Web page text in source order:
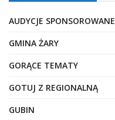
AUDYCJE SPONSOROWANE
GMINA ŻARY
GORĄCE TEMATY
GOTUJ Z REGIONALNĄ
GUBIN